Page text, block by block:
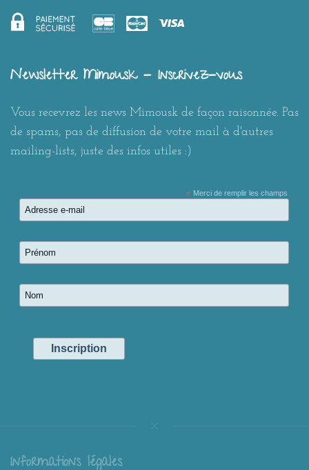
Newsletter Mimousk - Inscrivez-vous
Vous recevrez les news Mimousk de façon raisonnée. Pas
de spams, pas de diffusion de votre mail à d'autres
mailing-lists, juste des infos utiles :)
*Merci de remplir les champs
Informations légales